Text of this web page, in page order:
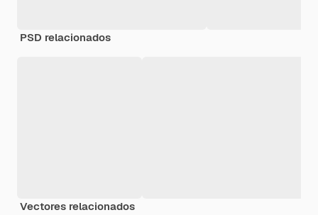
PSD relacionados
Vectores relacionados